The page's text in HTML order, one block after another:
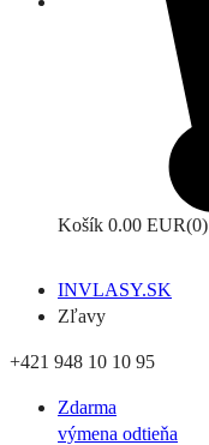
Košík 0.00 EUR(0)
INVLASY.SK
Zľavy
+421 948 10 10 95
Zdarma
výmena odtieňa